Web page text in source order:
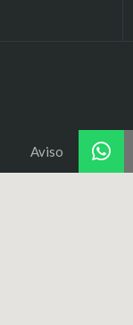
Aviso